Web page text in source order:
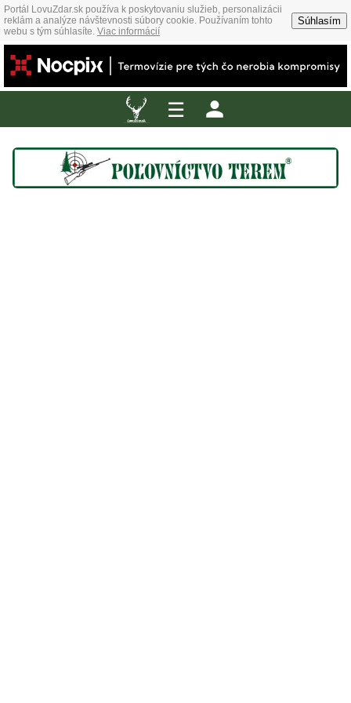
Portál LovuZdar.sk používa k poskytovaniu služieb, personalizácii
reklám a analýze návštevnosti súbory cookie. Používaním tohto
webu s tým súhlasíte. Viac informácií
Súhlasím
☰